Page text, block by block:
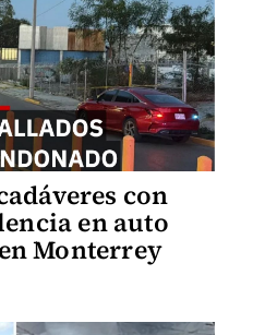
con
en auto
Monterrey